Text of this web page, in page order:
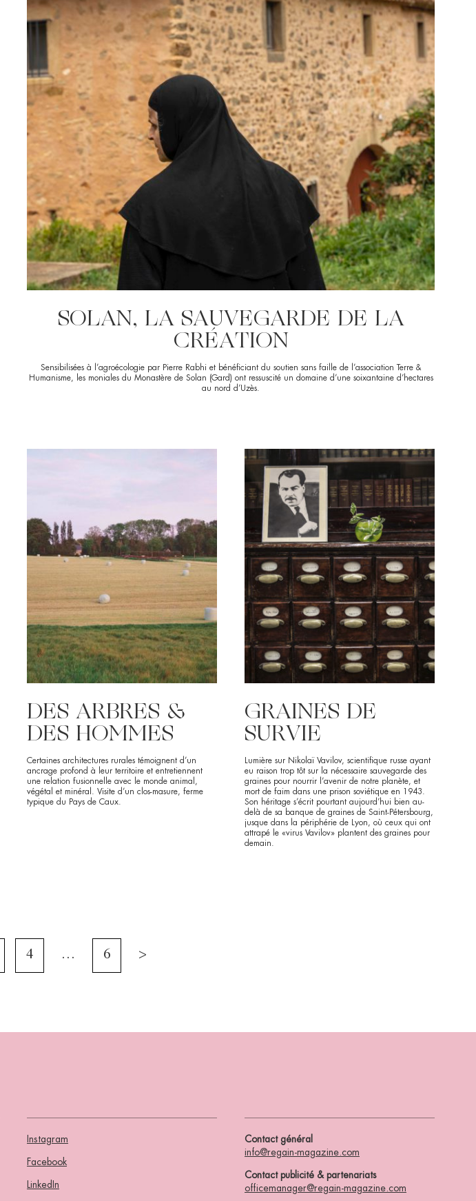
SOLAN, LA SAUVEGARDE DE LA
CRÉATION
Sensibilisées à l’agroécologie par Pierre Rabhi et bénéficiant du soutien sans faille de l’association Terre &
Humanisme, les moniales du Monastère de Solan (Gard) ont ressuscité un domaine d’une soixantaine d’hectares
au nord d’Uzès.
DES ARBRES &
DES HOMMES
Certaines architectures rurales témoignent d’un
ancrage profond à leur territoire et entretiennent
une relation fusionnelle avec le monde animal,
végétal et minéral. Visite d’un clos-masure, ferme
typique du Pays de Caux.
GRAINES DE
SURVIE
Lumière sur Nikolaï Vavilov, scientifique russe ayant
eu raison trop tôt sur la nécessaire sauvegarde des
graines pour nourrir l’avenir de notre planète, et
mort de faim dans une prison soviétique en 1943.
Son héritage s’écrit pourtant aujourd’hui bien au-
delà de sa banque de graines de Saint-Pétersbourg,
jusque dans la périphérie de Lyon, où ceux qui ont
attrapé le «virus Vavilov» plantent des graines pour
demain.
4 … 6 >
Instagram
Facebook
LinkedIn
Contact général
info@regain-magazine.com
Contact publicité & partenariats
officemanager@regain-magazine.com